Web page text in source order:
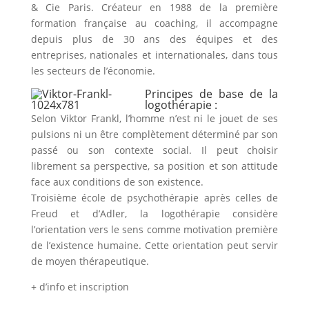
& Cie Paris. Créateur en 1988 de la première
formation française au coaching, il accompagne
depuis plus de 30 ans des équipes et des
entreprises, nationales et internationales, dans tous
les secteurs de l’économie.
Principes de base de la
logothérapie :
Selon Viktor Frankl, l’homme n’est ni le jouet de ses
pulsions ni un être complètement déterminé par son
passé ou son contexte social. Il peut choisir
librement sa perspective, sa position et son attitude
face aux conditions de son existence.
Troisième école de psychothérapie après celles de
Freud et d’Adler, la logothérapie considère
l’orientation vers le sens comme motivation première
de l’existence humaine. Cette orientation peut servir
de moyen thérapeutique.
+ d’info et inscription